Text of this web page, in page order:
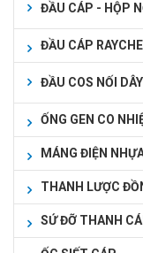
ĐẦU CÁP - HỘP
ĐẦU CÁP
ĐẦU COS NỐI
ỐNG GEN CO
MÁNG ĐIỆN
THANH LƯỢC
SỨ ĐỠ THANH CÁI